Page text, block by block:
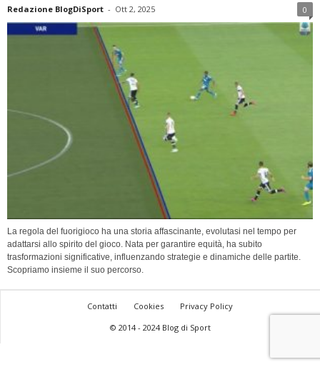
Redazione BlogDiSport - Ott 2, 2025 0
La regola del fuorigioco ha una storia affascinante, evolutasi nel tempo per
adattarsi allo spirito del gioco. Nata per garantire equità, ha subito
trasformazioni significative, influenzando strategie e dinamiche delle partite.
Scopriamo insieme il suo percorso.
Contatti Cookies
Privacy Policy
© 2014 - 2024 Blog di Sport